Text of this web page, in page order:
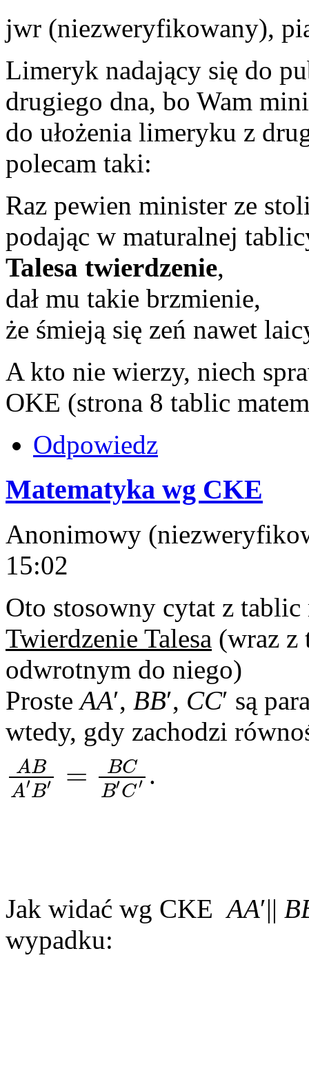
jwr (niezweryfikowany),
Limeryk nadający się do
drugiego dna, bo Wam
do ułożenia limeryku z
polecam taki:
Raz pewien minister ze
podając w maturalnej
Talesa twierdzenie,
dał mu takie brzmienie,
że śmieją się zeń nawet
A kto nie wierzy, niech
OKE (strona 8 tablic
Odpowiedz
Matematyka wg CKE
Anonimowy
15:02
Oto stosowny cytat z
Twierdzenie Talesa (wraz z
odwrotnym do niego)
ProsteAA′, BB′, CC′ są
wtedy, gdy zachodzi
AB
A′B′ = BC
B′C′ .
Jak widać wg CKEAA′||
wypadku: